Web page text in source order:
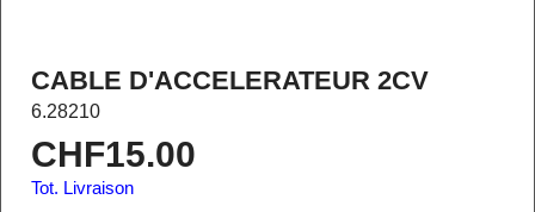
CABLE D'ACCELERATEUR 2CV
6.28210
CHF15.00
Tot. Livraison